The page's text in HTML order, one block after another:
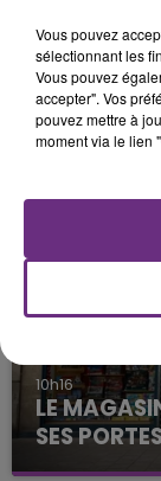
11h37
LA
nucléaire
justifiée par
10h16
LE
SES
C'était l'une
Vous pouvez
sélectionnant les
Vous pouvez
accepter". Vos
pouvez mettre à
moment via le lien